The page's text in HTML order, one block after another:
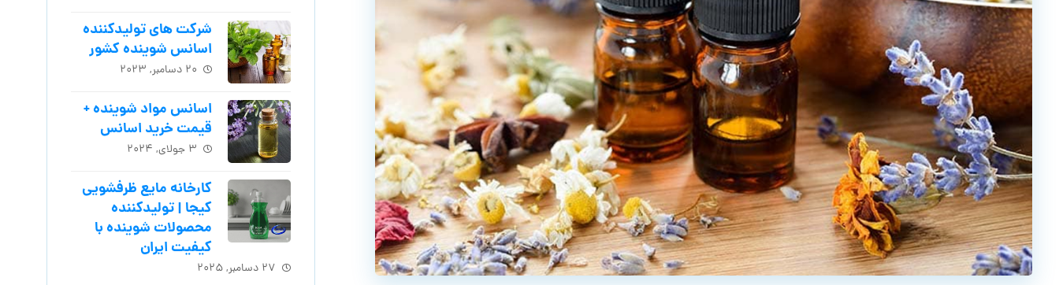
شرکت های تولیدکننده
اسانس شوینده کشور
۲۰ دسامبر, ۲۰۲۳
اسانس مواد شوینده +
قیمت خرید اسانس
۳ جولای, ۲۰۲۴
کارخانه مایع ظرفشویی
کیجا | تولیدکننده
محصولات شوینده با
کیفیت ایران
۲۷ دسامبر, ۲۰۲۵